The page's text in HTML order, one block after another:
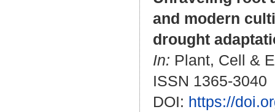
and modern
drought
In: Plant, Cell &
ISSN 1365-3040
DOI: https://